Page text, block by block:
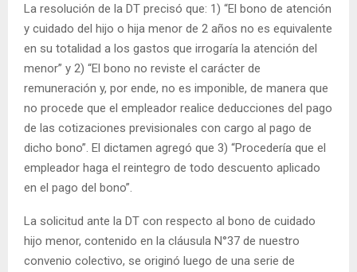
La resolución de la DT precisó que: 1) “El bono de atención
y cuidado del hijo o hija menor de 2 años no es equivalente
en su totalidad a los gastos que irrogaría la atención del
menor” y 2) “El bono no reviste el carácter de
remuneración y, por ende, no es imponible, de manera que
no procede que el empleador realice deducciones del pago
de las cotizaciones previsionales con cargo al pago de
dicho bono”. El dictamen agregó que 3) “Procedería que el
empleador haga el reintegro de todo descuento aplicado
en el pago del bono”.
La solicitud ante la DT con respecto al bono de cuidado
hijo menor, contenido en la cláusula N°37 de nuestro
convenio colectivo, se originó luego de una serie de